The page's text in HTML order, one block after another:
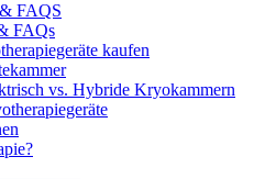
FAQS
FAQs
kaufen
vs. Hybride Kryokammern